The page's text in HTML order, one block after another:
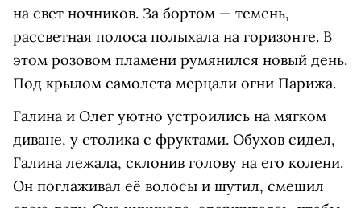
на свет ночников. За бортом — темень,
рассветная полоса полыхала на горизонте. В
этом розовом пламени румянился новый день.
Под крылом самолета мерцали огни Парижа.
Галина и Олег уютно устроились на мягком
диване, у столика с фруктами. Обухов сидел,
Галина лежала, склонив голову на его колени.
Он поглаживал её волосы и шутил, смешил